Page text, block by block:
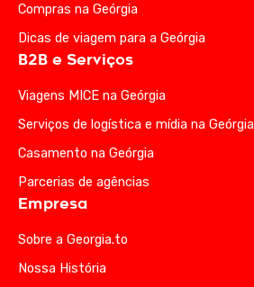
Compras na Geórgia
Dicas de viagem para a Geórgia
B2B e Serviços
Viagens MICE na Geórgia
Serviços de logística e mídia na Geórgia
Casamento na Geórgia
Parcerias de agências
Empresa
Sobre a Georgia.to
Nossa História